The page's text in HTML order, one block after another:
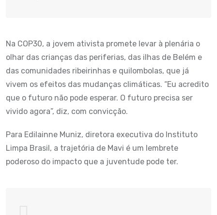
Na COP30, a jovem ativista promete levar à plenária o
olhar das crianças das periferias, das ilhas de Belém e
das comunidades ribeirinhas e quilombolas, que já
vivem os efeitos das mudanças climáticas. “Eu acredito
que o futuro não pode esperar. O futuro precisa ser
vivido agora”, diz, com convicção.
Para Edilainne Muniz, diretora executiva do Instituto
Limpa Brasil, a trajetória de Mavi é um lembrete
poderoso do impacto que a juventude pode ter.